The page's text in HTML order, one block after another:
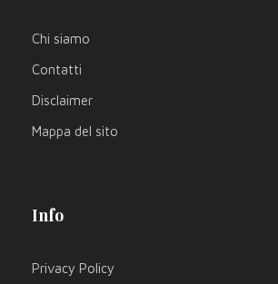
Chi siamo
Contatti
Disclaimer
Mappa del sito
Info
Privacy Policy